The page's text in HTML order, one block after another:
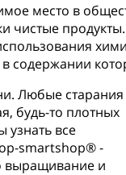
место в
чистые
содержании
Любые старания
будь-то плотных
все
smartshop® -
выращивание и